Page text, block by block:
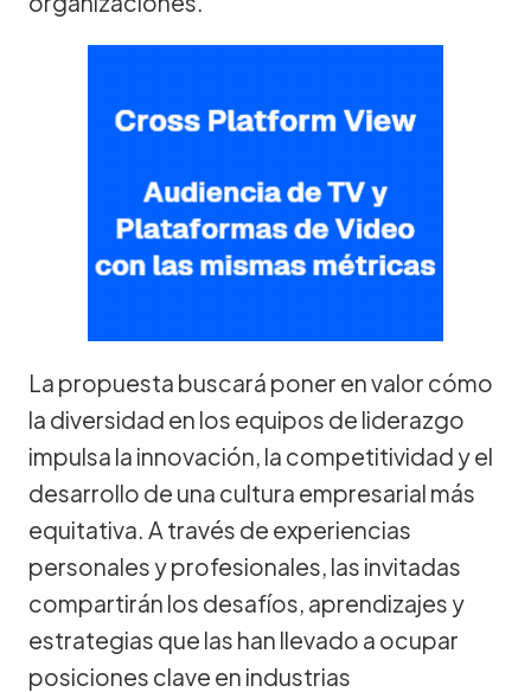
La propuesta buscará poner en valor cómo
la diversidad en los equipos de liderazgo
impulsa la innovación, la competitividad y el
desarrollo de una cultura empresarial más
equitativa. A través de experiencias
personales y profesionales, las invitadas
compartirán los desafíos, aprendizajes y
estrategias que las han llevado a ocupar
posiciones clave en industrias